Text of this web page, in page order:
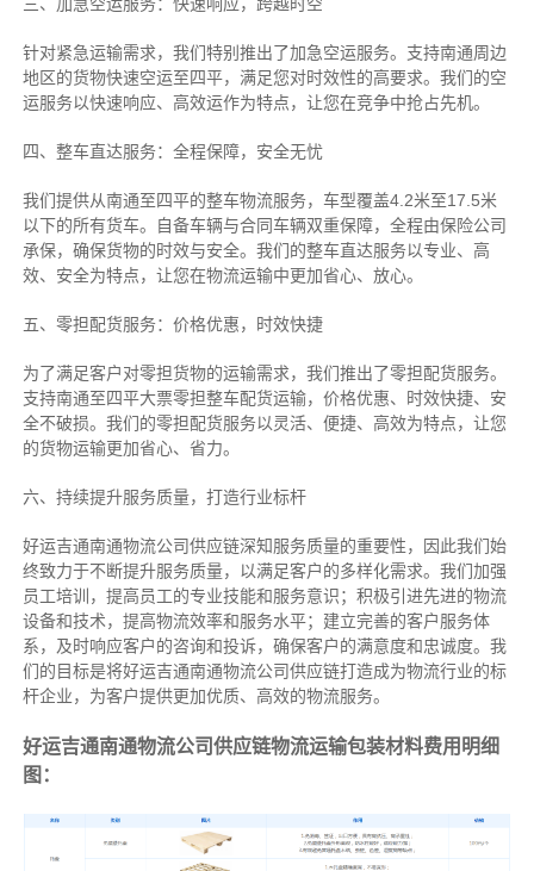
针对紧急运输需求，我们特别推出了加急空运服务。支持南通周边
地区的货物快速空运至四平，满足您对时效性的高要求。我们的空
运服务以快速响应、高效运作为特点，让您在竞争中抢占先机。
四、整车直达服务：全程保障，安全无忧
我们提供从南通至四平的整车物流服务，车型覆盖4.2米至17.5米
以下的所有货车。自备车辆与合同车辆双重保障，全程由保险公司
承保，确保货物的时效与安全。我们的整车直达服务以专业、高
效、安全为特点，让您在物流运输中更加省心、放心。
五、零担配货服务：价格优惠，时效快捷
为了满足客户对零担货物的运输需求，我们推出了零担配货服务。
支持南通至四平大票零担整车配货运输，价格优惠、时效快捷、安
全不破损。我们的零担配货服务以灵活、便捷、高效为特点，让您
的货物运输更加省心、省力。
六、持续提升服务质量，打造行业标杆
好运吉通南通物流公司供应链深知服务质量的重要性，因此我们始
终致力于不断提升服务质量，以满足客户的多样化需求。我们加强
员工培训，提高员工的专业技能和服务意识；积极引进先进的物流
设备和技术，提高物流效率和服务水平；建立完善的客户服务体
系，及时响应客户的咨询和投诉，确保客户的满意度和忠诚度。我
们的目标是将好运吉通南通物流公司供应链打造成为物流行业的标
杆企业，为客户提供更加优质、高效的物流服务。
好运吉通南通物流公司供应链物流运输包装材料费用明细
图：